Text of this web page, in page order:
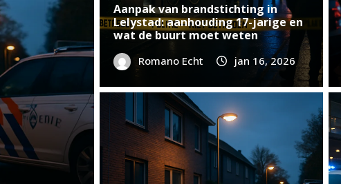
NIEUWS
Aanpak van brandstichting in
Lelystad: aanhouding 17-jarige en
wat de buurt moet weten
Romano Echt jan 16, 2026